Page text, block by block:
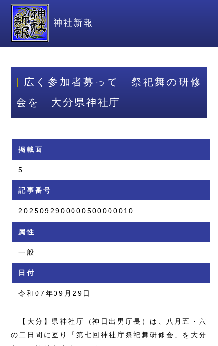
神社新報
広く参加者募って 祭祀舞の研修
会を 大分県神社庁
掲載面
5
記事番号
2025092900000500000010
属性
一般
日付
令和07年09月29日
【大分】県神社庁（神日出男庁長）は、八月五・六
の二日間に亙り「第七回神社庁祭祀舞研修会」を大分